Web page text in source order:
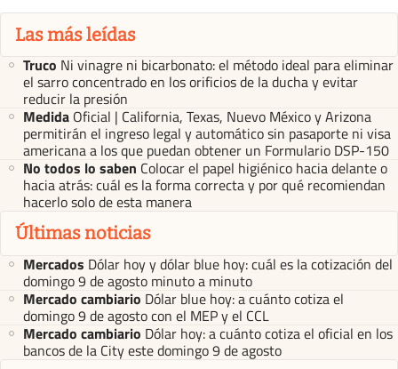
Las más leídas
Truco Ni vinagre ni bicarbonato: el método ideal para eliminar
el sarro concentrado en los orificios de la ducha y evitar
reducir la presión
Medida Oficial | California, Texas, Nuevo México y Arizona
permitirán el ingreso legal y automático sin pasaporte ni visa
americana a los que puedan obtener un Formulario DSP-150
No todos lo saben Colocar el papel higiénico hacia delante o
hacia atrás: cuál es la forma correcta y por qué recomiendan
hacerlo solo de esta manera
Últimas noticias
Mercados Dólar hoy y dólar blue hoy: cuál es la cotización del
domingo 9 de agosto minuto a minuto
Mercado cambiario Dólar blue hoy: a cuánto cotiza el
domingo 9 de agosto con el MEP y el CCL
Mercado cambiario Dólar hoy: a cuánto cotiza el oficial en los
bancos de la City este domingo 9 de agosto